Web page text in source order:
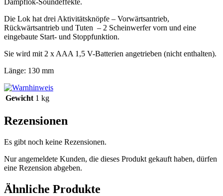
Die Lok hat drei Aktivitätsknöpfe – Vorwärtsantrieb,
Rückwärtsantrieb und Tuten – 2 Scheinwerfer vorn und eine
eingebaute Start- und Stoppfunktion.
Sie wird mit 2 x AAA 1,5 V-Batterien angetrieben (nicht enthalten).
Länge: 130 mm
Gewicht 1 kg
Rezensionen
Es gibt noch keine Rezensionen.
Nur angemeldete Kunden, die dieses Produkt gekauft haben, dürfen
eine Rezension abgeben.
Ähnliche Produkte